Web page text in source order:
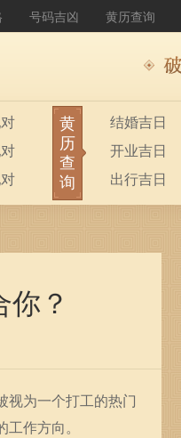
号码吉凶 黄历查询
黄
历
查
询
结婚吉日
开业吉日
出行吉日
？
视为一个打工的热门
作方向。